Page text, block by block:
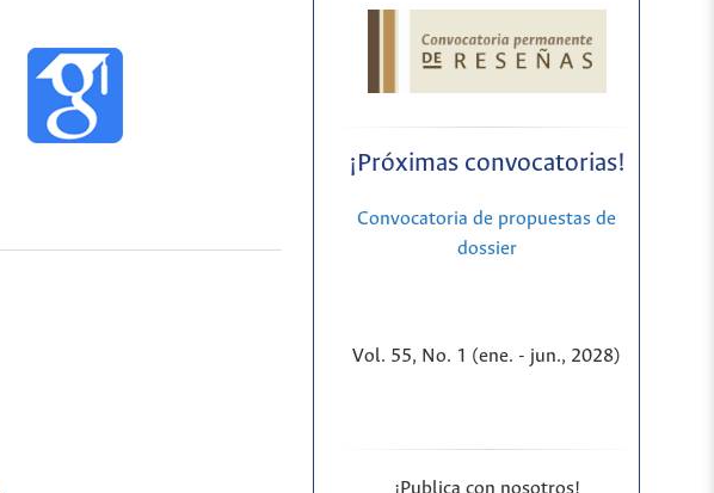
¡Próximas convocatorias!
Convocatoria de propuestas de
dossier
Vol. 55, No. 1 (ene. - jun., 2028)
¡Publica con nosotros!